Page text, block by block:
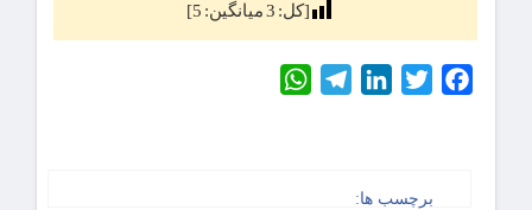
[کل: 3میانگین: 5
]
Facebook
Twitter
LinkedIn
Telegram
برچسب ها: